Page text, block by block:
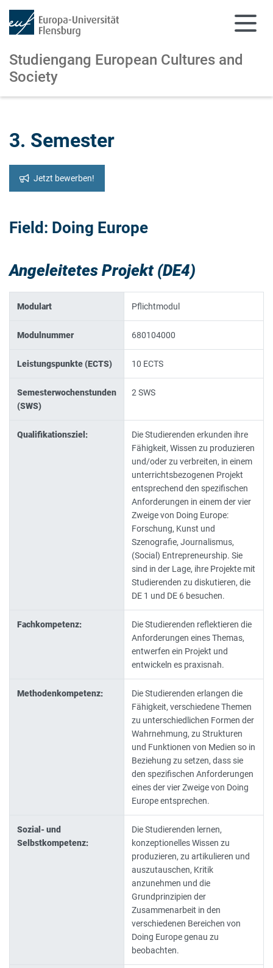
Studiengang European Cultures and
Society
3. Semester
Jetzt bewerben!
Field: Doing Europe
Angeleitetes Projekt (DE4)
Modulart Pflichtmodul
Modulnummer 680104000
Leistungspunkte (ECTS) 10 ECTS
Semesterwochenstunden
(SWS)
2 SWS
Qualifikationsziel:
Die Studierenden erkunden ihre
Fähigkeit, Wissen zu produzieren
und/oder zu verbreiten, in einem
unterrichtsbezogenen Projekt
entsprechend den spezifischen
Anforderungen in einem der vier
Zweige von Doing Europe:
Forschung, Kunst und
Szenografie, Journalismus,
(Social) Entrepreneurship. Sie
sind in der Lage, ihre Projekte mit
Studierenden zu diskutieren, die
DE 1 und DE 6 besuchen.
Fachkompetenz:
Die Studierenden reflektieren die
Anforderungen eines Themas,
entwerfen ein Projekt und
entwickeln es praxisnah.
Methodenkompetenz:
Die Studierenden erlangen die
Fähigkeit, verschiedene Themen
zu unterschiedlichen Formen der
Wahrnehmung, zu Strukturen
und Funktionen von Medien so in
Beziehung zu setzen, dass sie
den spezifischen Anforderungen
eines der vier Zweige von Doing
Europe entsprechen.
Sozial- und
Selbstkompetenz:
Die Studierenden lernen,
konzeptionelles Wissen zu
produzieren, zu artikulieren und
auszutauschen, Kritik
anzunehmen und die
Grundprinzipien der
Zusammenarbeit in den
verschiedenen Bereichen von
Doing Europe genau zu
beobachten.